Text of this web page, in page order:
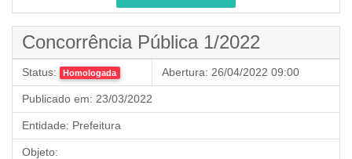
Concorrência Pública 1/2022
Status: Homologada Abertura: 26/04/2022 09:00
Publicado em: 23/03/2022
Entidade: Prefeitura
Objeto: